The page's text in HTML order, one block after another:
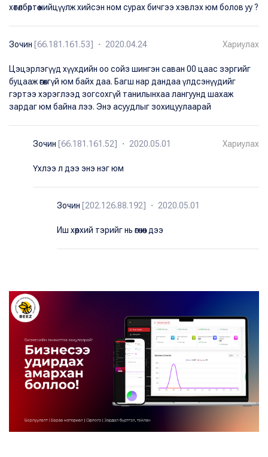
хөтөлбөртөө нийцүүлж хийсэн ном сурах бичгээ хэвлэх юм болов уу ?
Зочин [66.181.161.53] ・ 2020.04.24 Хариулах
Цэцэрлэгүүд хүүхдийн оо сойз шингэн саван 00 цаас зэргийг
буцааж өгөхгүй юм байх даа. Багш нар дандаа үлдсэнүүдийг
гэртээ хэрэглээд зогсохгүй танилынхаа лангуунд шахаж
зардаг юм байна лээ. Энэ асуудлыг зохицуулаарай
Зочин [66.181.161.52] ・ 2020.05.01 Хариулах
Үхлээ л дээ энэ нэг юм
Зочин [202.126.88.192] ・ 2020.05.01
Иш хөөрхий тэрийг нь өгөчөөч дээ